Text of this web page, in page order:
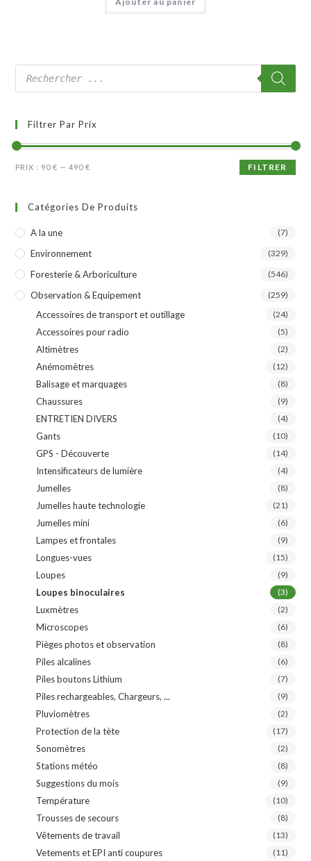
Filtrer Par Prix
FILTRER
PRIX : 90 € —490 €
Catégories De Produits
A la une (7)
Environnement (329)
Foresterie & Arboriculture (546)
Observation & Equipement (259)
Accessoires de transport et outillage (24)
Accessoires pour radio (5)
Altimètres (2)
Anémomètres (12)
Balisage et marquages (8)
Chaussures (9)
ENTRETIEN DIVERS (4)
Gants (10)
GPS - Découverte (14)
Intensificateurs de lumière (4)
Jumelles (8)
Jumelles haute technologie (21)
Jumelles mini (6)
Lampes et frontales (9)
Longues-vues (15)
Loupes (9)
Loupes binoculaires (3)
Luxmètres (2)
Microscopes (6)
Pièges photos et observation (8)
Piles alcalines (6)
Piles boutons Lithium (7)
Piles rechargeables, Chargeurs, ... (9)
Pluviomètres (2)
Protection de la tète (17)
Sonomètres (2)
Stations météo (8)
Suggestions du mois (9)
Température (10)
Trousses de secours (8)
Vêtements de travail (13)
Vetements et EPI anti coupures (11)